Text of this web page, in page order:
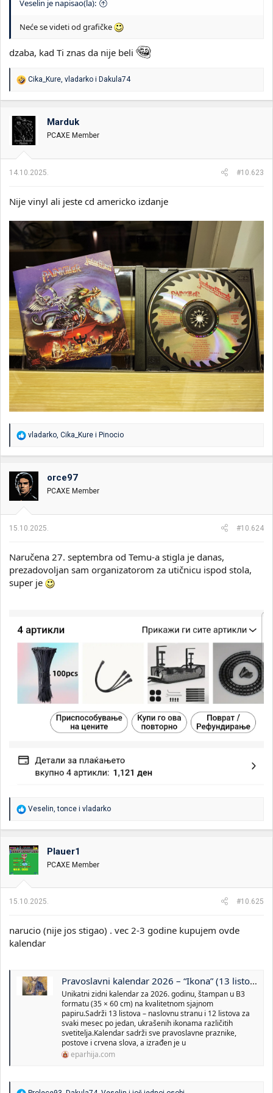
Veselin je napisao(la):
Neće se videti od grafičke
dzaba, kad Ti znas da nije beli
R
a
o
v
a
n
:
Cika_Kure, vladarko i Dakula74
Marduk
PCAXE Member
14.10.2025. #10.623
Nije vinyl ali jeste cd americko izdanje
R
a
o
v
a
n
:
vladarko, Cika_Kure i Pinocio
orce97
PCAXE Member
15.10.2025. #10.624
Naručena 27. septembra od Temu-a stigla je danas,
prezadovoljan sam organizatorom za utičnicu ispod stola,
super je
R
a
o
a
n
:
Veselin,tonce i vladarko
Plauer1
PCAXE Member
15.10.2025. #10.625
narucio (nije jos stigao) . vec 2-3 godine kupujem ovde
kalendar
Pravoslavni kalendar 2026 – “Ikona” (13 listova 35x60 cm)
Unikatni zidni kalendar za 2026. godinu, štampan u B3
formatu (35 × 60 cm) na kvalitetnom sjajnom
papiru.Sadrži 13 listova – naslovnu stranu i 12 listova za
svaki mesec po jedan, ukrašenih ikonama različitih
svetitelja.Kalendar sadrži sve pravoslavne praznike,
postove i crvena slova, a izrađen je u
eparhija.com